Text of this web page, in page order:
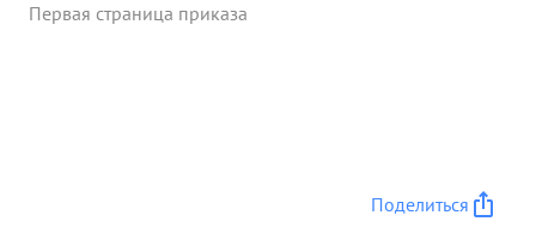
подределением 70 человек пленными 30
Первая страница приказа
Поделиться